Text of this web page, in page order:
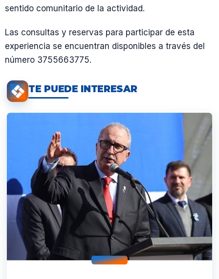
sentido comunitario de la actividad.
Las consultas y reservas para participar de esta
experiencia se encuentran disponibles a través del
número 3755663775.
TE PUEDE INTERESAR